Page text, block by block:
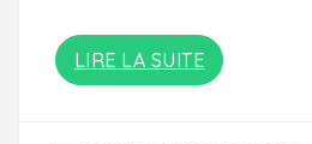
LIRE LA SUITE